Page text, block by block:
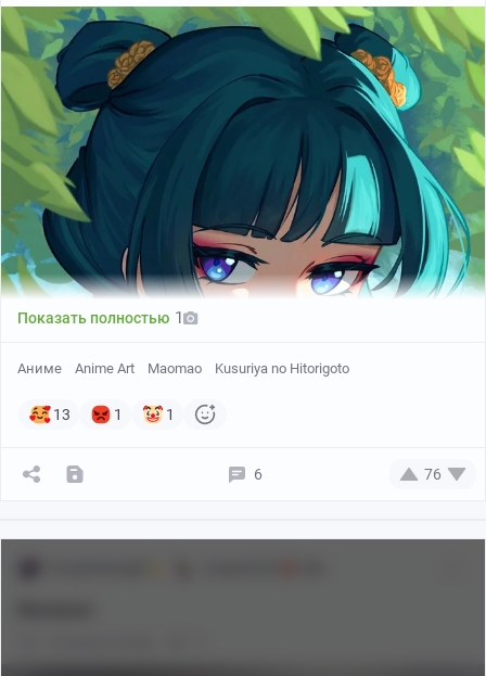
Показать полностью 1
Аниме Anime Art Maomao Kusuriya no Hitorigoto
13 1 1
6 76